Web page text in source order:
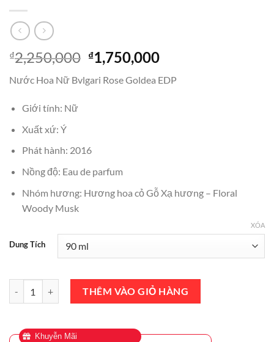
₫2,250,000 Giá
gốc
là:
₫1,750,000Giá
tại
Nước Hoa Nữ Bvlgari Rose Goldea EDP
Giới tính: Nữ
Xuất xứ: Ý
Phát hành: 2016
Nồng độ: Eau de parfum
Nhóm hương: Hương hoa cỏ Gỗ Xạ hương – Floral
Woody Musk
Dung Tích
XÓA
Nước Hoa Nữ Bvlgari Rose Goldea EDP 90ml số lượng
THÊM VÀO GIỎ HÀNG
Khuyễn Mãi